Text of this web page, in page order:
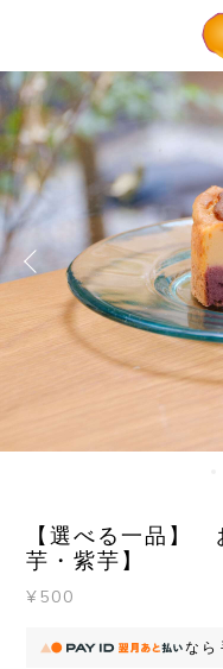
【選べる一品】
芋・紫芋】
¥500
なら